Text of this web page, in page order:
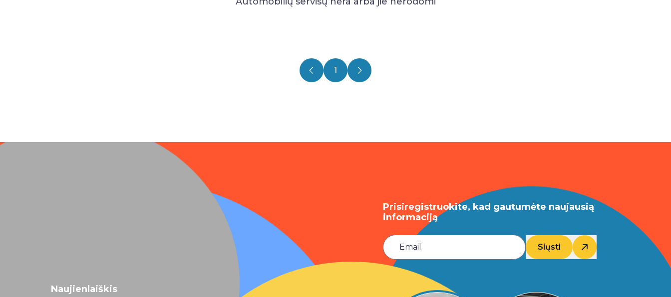
1
Naujienlaiškis
Prisiregistruokite, kad gautumėte naujausią
informaciją
Siųsti